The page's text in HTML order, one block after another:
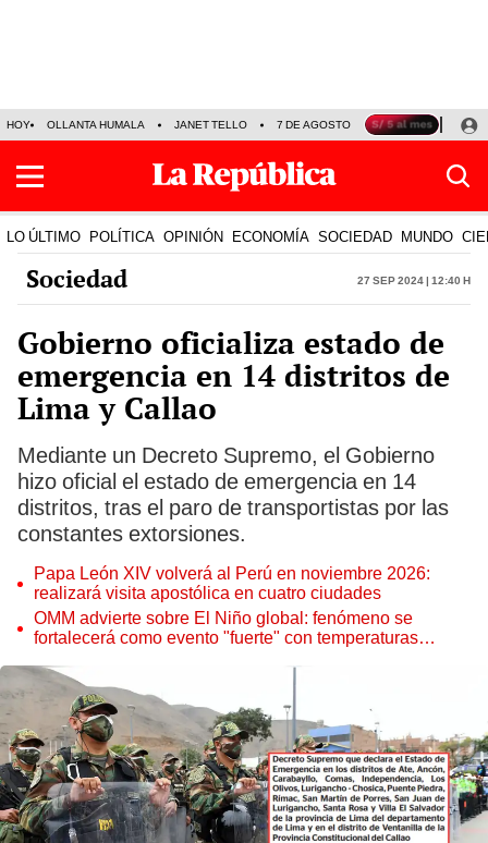
HOY OLLANTA HUMALA JANET TELLO 7 DE AGOSTO TINKA RESULTADOS
LO ÚLTIMO POLÍTICA OPINIÓN ECONOMÍA SOCIEDAD MUNDO
Sociedad 27 Sep 2024 | 12:40 h
Gobierno oficializa estado de
emergencia en 14 distritos de
Lima y Callao
Mediante un Decreto Supremo, el Gobierno
hizo oficial el estado de emergencia en 14
distritos, tras el paro de transportistas por las
constantes extorsiones.
Papa León XIV volverá al Perú en noviembre 2026:
realizará visita apostólica en cuatro ciudades
OMM advierte sobre El Niño global: fenómeno se
fortalecerá como evento "fuerte" con temperaturas